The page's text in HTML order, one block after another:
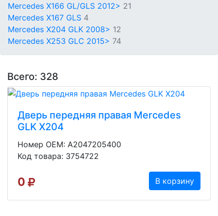
Mercedes X166 GL/GLS 2012> 21
Mercedes X167 GLS 4
Mercedes X204 GLK 2008> 12
Mercedes X253 GLC 2015> 74
Всего: 328
Дверь передняя правая Mercedes
GLK X204
Номер OEM: A2047205400
Код товара: 3754722
0 В корзину